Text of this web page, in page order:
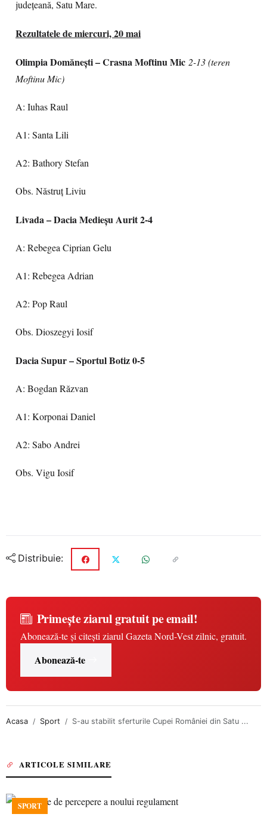
județeană, Satu Mare.
Rezultatele de miercuri, 20 mai
Olimpia Domăneşti – Crasna Moftinu Mic 2-13 (teren
Moftinu Mic)
A: Iuhas Raul
A1: Santa Lili
A2: Bathory Stefan
Obs. Năstruţ Liviu
Livada – Dacia Medieşu Aurit 2-4
A: Rebegea Ciprian Gelu
A1: Rebegea Adrian
A2: Pop Raul
Obs. Dioszegyi Iosif
Dacia Supur – Sportul Botiz 0-5
A: Bogdan Răzvan
A1: Korponai Daniel
A2: Sabo Andrei
Obs. Vigu Iosif
Distribuie:
Primește ziarul gratuit pe email!
Abonează-te și citești ziarul Gazeta Nord-Vest zilnic, gratuit.
Abonează-te
Acasa Sport S-au stabilit sferturile Cupei României din Satu ...
ARTICOLE SIMILARE
SPORT